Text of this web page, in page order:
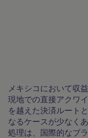
メキシコにおいて収
現地での直接アクワ
を越えた決済ルート
なるケースが少なく
処理は、国際的なブ